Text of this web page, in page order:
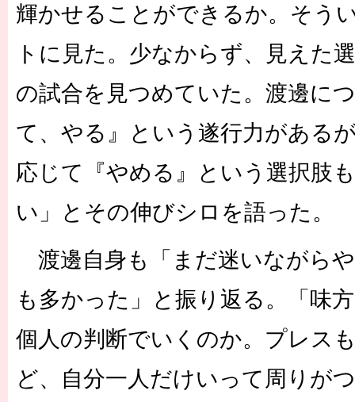
輝かせることができるか。そう
トに見た。少なからず、見えた
の試合を見つめていた。渡邊に
て、やる』という遂行力がある
応じて『やめる』という選択肢
い」とその伸びシロを語った。
渡邊自身も「まだ迷いながら
も多かった」と振り返る。「味
個人の判断でいくのか。プレス
ど、自分一人だけいって周りが